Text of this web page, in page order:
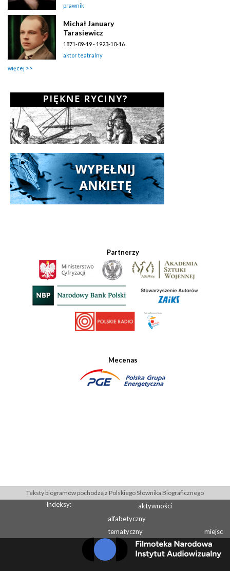
prawnik
Michał January
Tarasiewicz
1871-09-19 - 1923-10-16
aktor teatralny
więcej
Partnerzy
Mecenas
Teksty biogramów pochodzą z Polskiego Słownika Biograficznego
Indeksy:
aktywności
alfabetyczny
tematyczny
miejsc